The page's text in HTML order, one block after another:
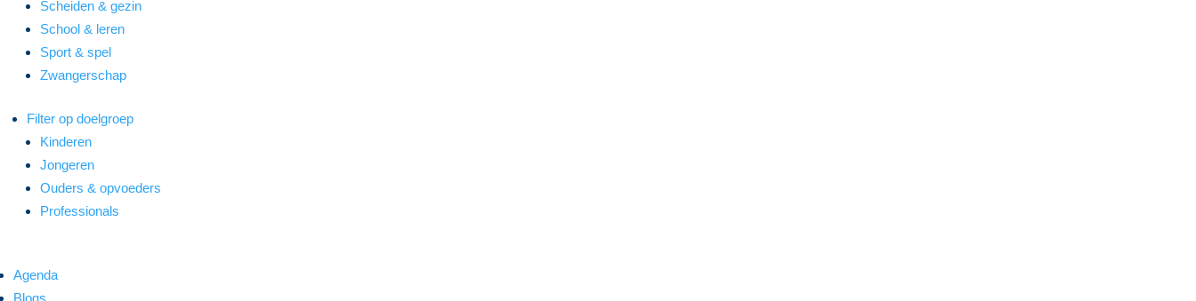
Scheiden & gezin
School & leren
Sport & spel
Zwangerschap
Filter op doelgroep
Kinderen
Jongeren
Ouders & opvoeders
Professionals
Agenda
Blogs